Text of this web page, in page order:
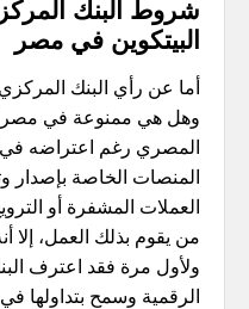
شروط البنك
البيتكوين في مصر
أما عن رأي البنك
وهل هي ممنوعة في مصر
المصري رغم اعتراضه في
المنصات الخاصة بإصدار
العملات المشفرة أو
من يقوم بذلك العمل، إلا
ولأول مرة فقد اعترف
الرقمية وسمح